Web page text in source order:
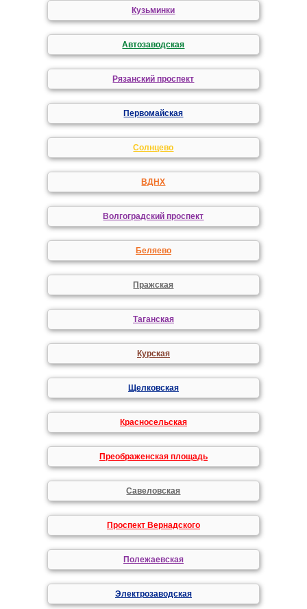
Кузьминки
Автозаводская
Рязанский проспект
Первомайская
Солнцево
ВДНХ
Волгоградский проспект
Беляево
Пражская
Таганская
Курская
Щелковская
Красносельская
Преображенская площадь
Савеловская
Проспект Вернадского
Полежаевская
Электрозаводская